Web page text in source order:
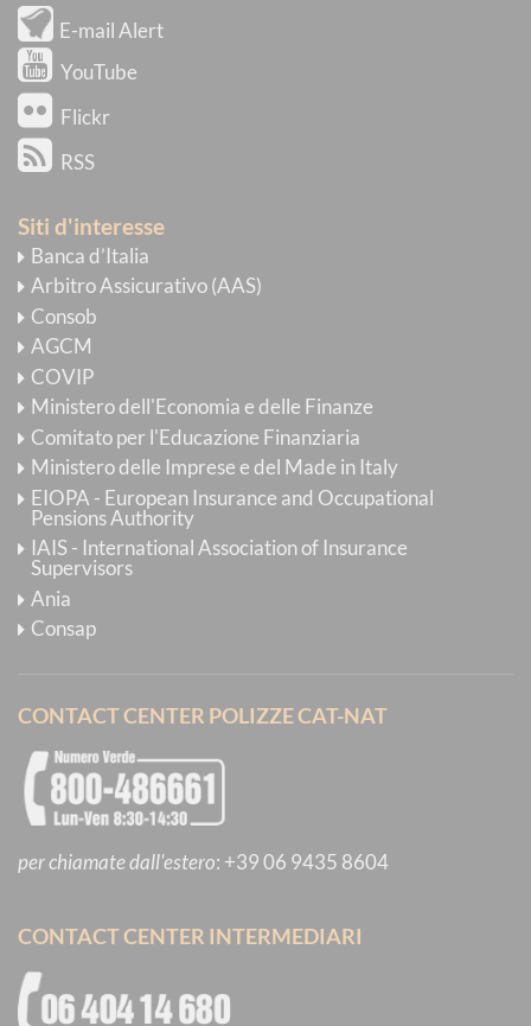
E-mail Alert
YouTube
Flickr
RSS
Siti d'interesse
Banca d’Italia
Arbitro Assicurativo (AAS)
Consob
AGCM
COVIP
Ministero dell'Economia e delle Finanze
Comitato per l'Educazione Finanziaria
Ministero delle Imprese e del Made in Italy
EIOPA - European Insurance and Occupational
Pensions Authority
IAIS - International Association of Insurance
Supervisors
Ania
Consap
CONTACT CENTER POLIZZE CAT-NAT
per chiamate dall'estero: +39 06 9435 8604
CONTACT CENTER INTERMEDIARI